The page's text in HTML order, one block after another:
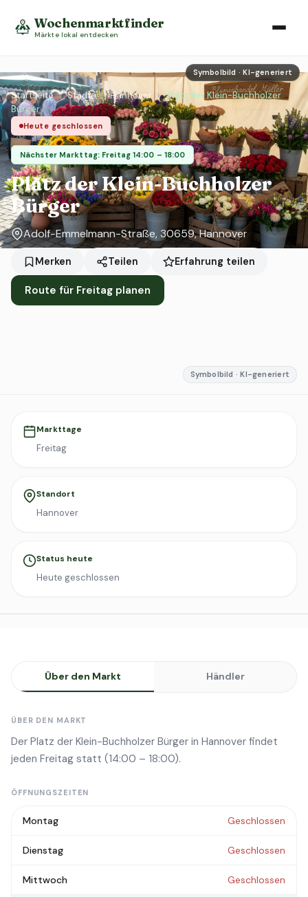
Wochenmarktfinder
Märkte lokal entdecken
Symbolbild · KI-generiert
Startseite › Städte › Hannover ›
Platz der Klein-Buchholzer
Bürger
Heute geschlossen
Nächster Markttag: Freitag 14:00 – 18:00
Platz der Klein-Buchholzer
Bürger
Adolf-Emmelmann-Straße, 30659, Hannover
Merken Teilen Erfahrung teilen
Route für Freitag planen
Symbolbild · KI-generiert
Markttage
Freitag
Standort
Hannover
Status heute
Heute geschlossen
Über den Markt Händler
ÜBER DEN MARKT
Der Platz der Klein-Buchholzer Bürger in Hannover findet
jeden Freitag statt (14:00 – 18:00).
ÖFFNUNGSZEITEN
Montag Geschlossen
Dienstag Geschlossen
Mittwoch Geschlossen